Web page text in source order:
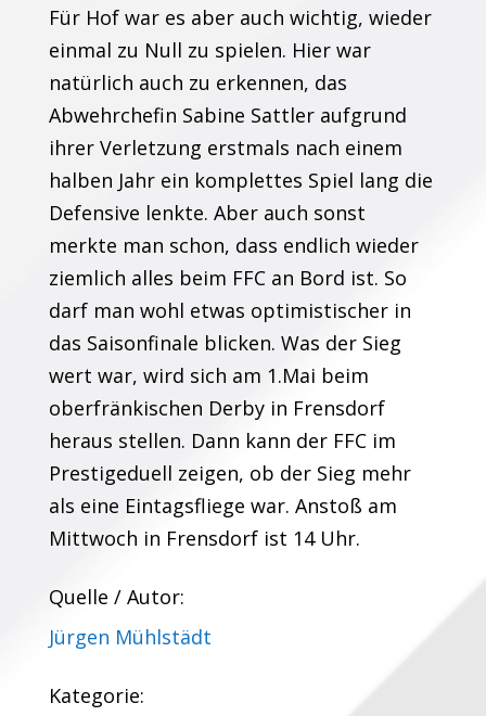
Für Hof war es aber auch wichtig, wieder
einmal zu Null zu spielen. Hier war
natürlich auch zu erkennen, das
Abwehrchefin Sabine Sattler aufgrund
ihrer Verletzung erstmals nach einem
halben Jahr ein komplettes Spiel lang die
Defensive lenkte. Aber auch sonst
merkte man schon, dass endlich wieder
ziemlich alles beim FFC an Bord ist. So
darf man wohl etwas optimistischer in
das Saisonfinale blicken. Was der Sieg
wert war, wird sich am 1.Mai beim
oberfränkischen Derby in Frensdorf
heraus stellen. Dann kann der FFC im
Prestigeduell zeigen, ob der Sieg mehr
als eine Eintagsfliege war. Anstoß am
Mittwoch in Frensdorf ist 14 Uhr.
Quelle / Autor:
Jürgen Mühlstädt
Kategorie: